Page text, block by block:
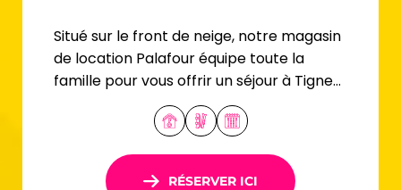
Situé sur le front de neige, notre magasin
de location Palafour équipe toute la
famille pour vous offrir un séjour à Tignes
RÉSERVER ICI